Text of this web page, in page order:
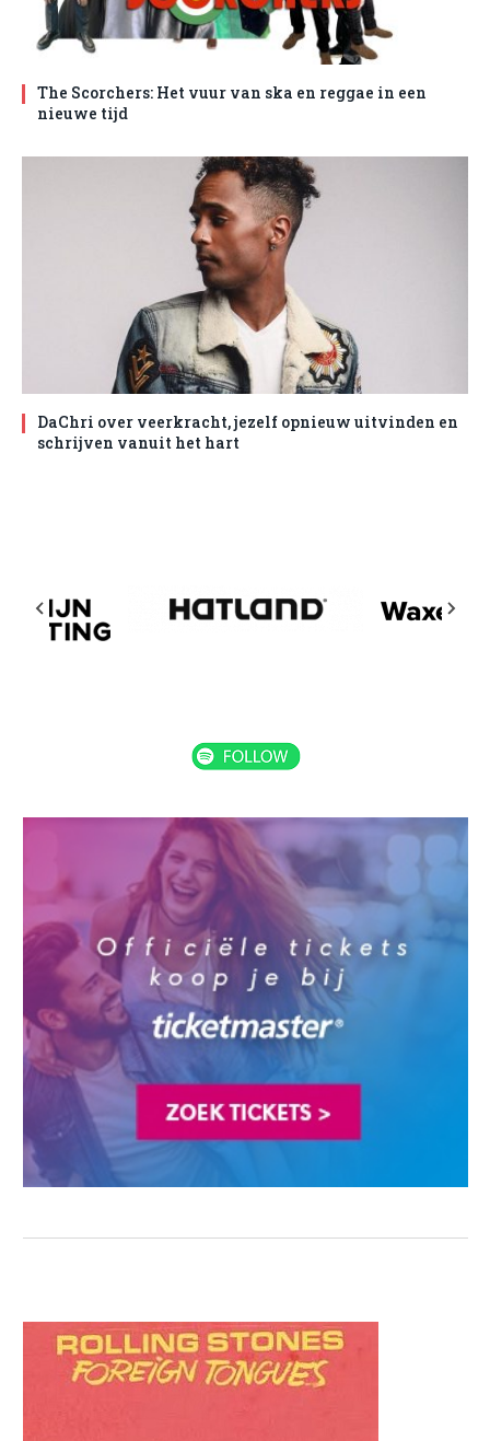
The Scorchers: Het vuur van ska en reggae in een
nieuwe tijd
DaChri over veerkracht, jezelf opnieuw uitvinden en
schrijven vanuit het hart